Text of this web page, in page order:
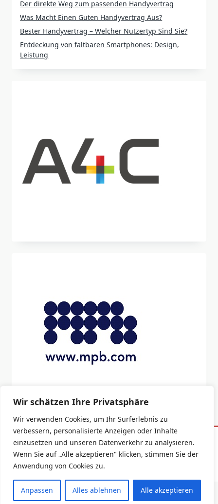
Wir schätzen Ihre Privatsphäre
Wir verwenden Cookies, um Ihr Surferlebnis zu
verbessern, personalisierte Anzeigen oder Inhalte
einzusetzen und unseren Datenverkehr zu analysieren.
Wenn Sie auf „Alle akzeptieren" klicken, stimmen Sie der
Anwendung von Cookies zu.
Anpassen Alles ablehnen Alle akzeptieren
Der direkte Weg zum passenden Handyvertrag
Was Macht Einen Guten Handyvertrag Aus?
Bester Handyvertrag – Welcher Nutzertyp Sind Sie?
Entdeckung von faltbaren Smartphones: Design,
Leistung
Impressum Datenschutzerklärung
Copyright © 2026 -Yuki Blogger Theme